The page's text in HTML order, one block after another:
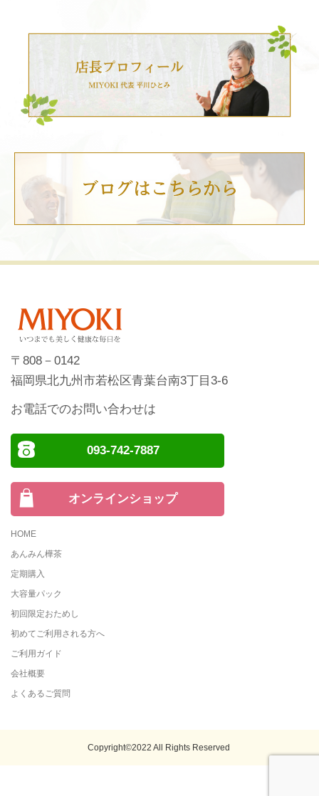
〒808－0142
福岡県北九州市若松区青葉台南3丁目3-6
お電話でのお問い合わせは
093-742-7887
オンラインショップ
HOME
あんみん樺茶
定期購入
大容量パック
初回限定おためし
初めてご利用される方へ
ご利用ガイド
会社概要
よくあるご質問
Copyright©2022 All Rights Reserved